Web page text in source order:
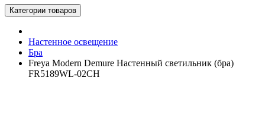
Категории товаров
Настенное освещение
Бра
Freya Modern Demure Настенный светильник (бра)
FR5189WL-02CH